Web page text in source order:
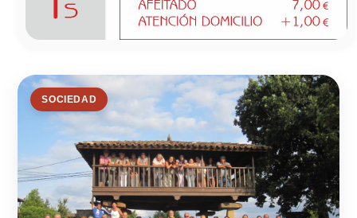
SOCIEDAD